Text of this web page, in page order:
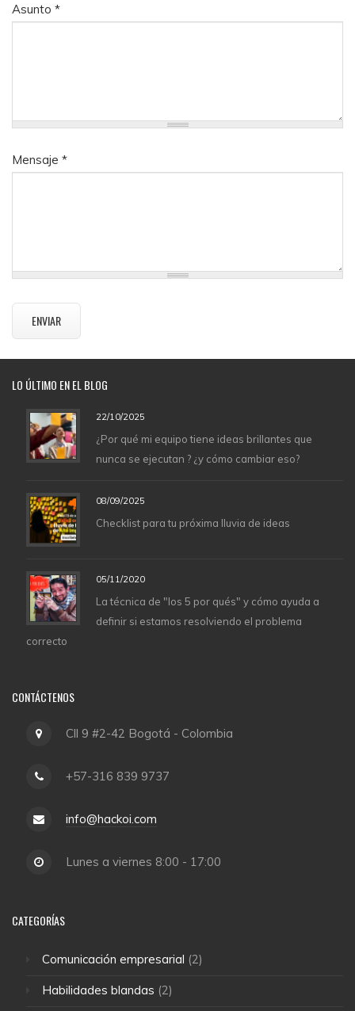
Asunto *
Mensaje *
LO ÚLTIMO EN EL BLOG
22/10/2025
¿Por qué mi equipo tiene ideas brillantes que
nunca se ejecutan ? ¿y cómo cambiar eso?
08/09/2025
Checklist para tu próxima lluvia de ideas
05/11/2020
La técnica de "los 5 por qués" y cómo ayuda a
definir si estamos resolviendo el problema
correcto
CONTÁCTENOS
Cll 9 #2-42 Bogotá - Colombia
+57-316 839 9737
info@hackoi.com
Lunes a viernes 8:00 - 17:00
CATEGORÍAS
Comunicación empresarial (2)
Habilidades blandas (2)